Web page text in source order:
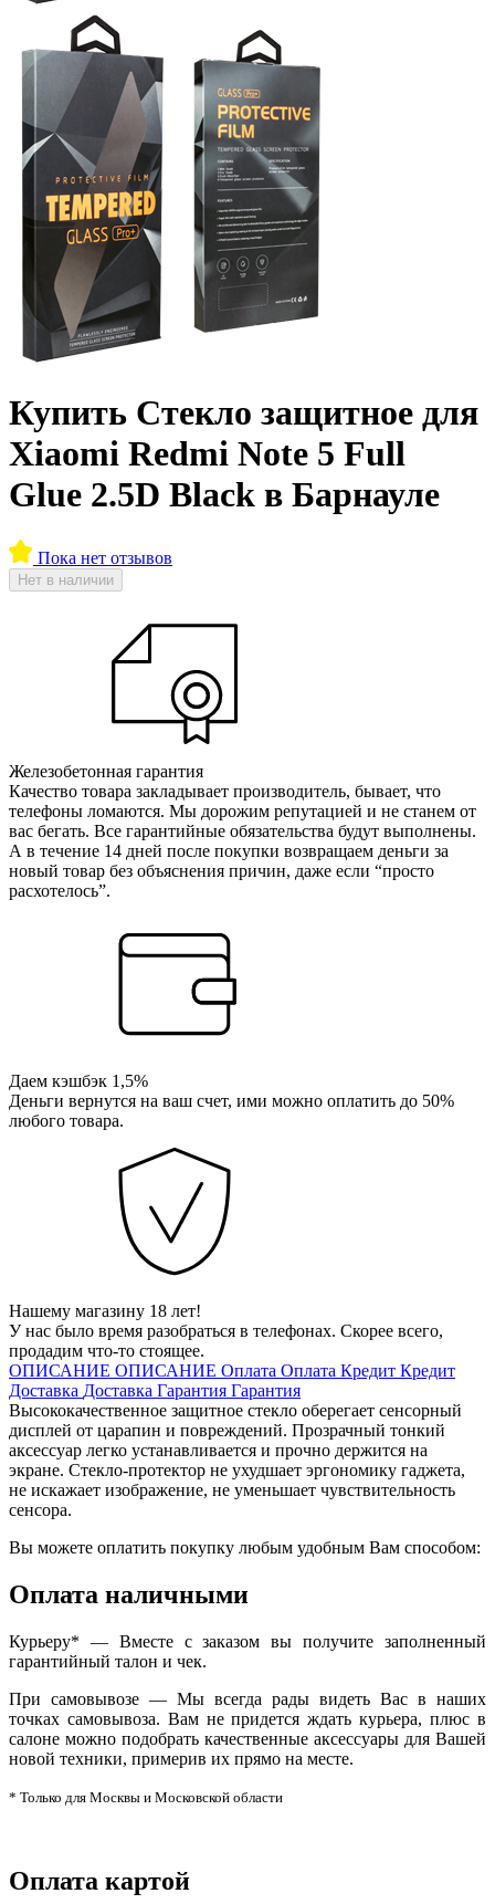
Купить Стекло защитное для
Xiaomi Redmi Note 5 Full
Glue 2.5D Black в Барнауле
Пока нет отзывов
Нет в наличии
Железобетонная гарантия
Качество товара закладывает производитель, бывает, что
телефоны ломаются. Мы дорожим репутацией и не станем от
вас бегать. Все гарантийные обязательства будут выполнены.
А в течение 14 дней после покупки возвращаем деньги за
новый товар без объяснения причин, даже если “просто
расхотелось”.
Даем кэшбэк 1,5%
Деньги вернутся на ваш счет, ими можно оплатить до 50%
любого товара.
Нашему магазину 18 лет!
У нас было время разобраться в телефонах. Скорее всего,
продадим что-то стоящее.
ОПИСАНИЕ ОПИСАНИЕ Оплата Оплата Кредит Кредит
Доставка Доставка Гарантия Гарантия
Высококачественное защитное стекло оберегает сенсорный
дисплей от царапин и повреждений. Прозрачный тонкий
аксессуар легко устанавливается и прочно держится на
экране. Стекло-протектор не ухудшает эргономику гаджета,
не искажает изображение, не уменьшает чувствительность
сенсора.
Вы можете оплатить покупку любым удобным Вам способом:
Оплата наличными
Курьеру* — Вместе с заказом вы получите заполненный
гарантийный талон и чек.
При самовывозе — Мы всегда рады видеть Вас в наших
точках самовывоза. Вам не придется ждать курьера, плюс в
салоне можно подобрать качественные аксессуары для Вашей
новой техники, примерив их прямо на месте.
* Только для Москвы и Московской области
Оплата картой